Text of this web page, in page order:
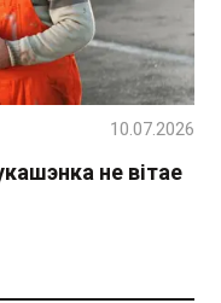
не вітае
10.07.2026